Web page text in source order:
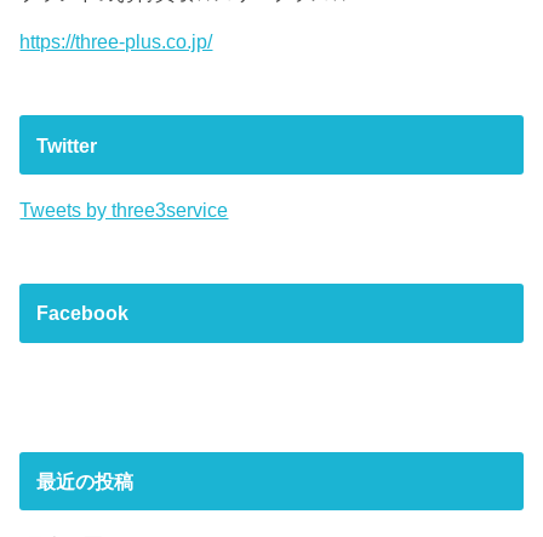
https://three-plus.co.jp/
Twitter
Tweets by three3service
Facebook
最近の投稿